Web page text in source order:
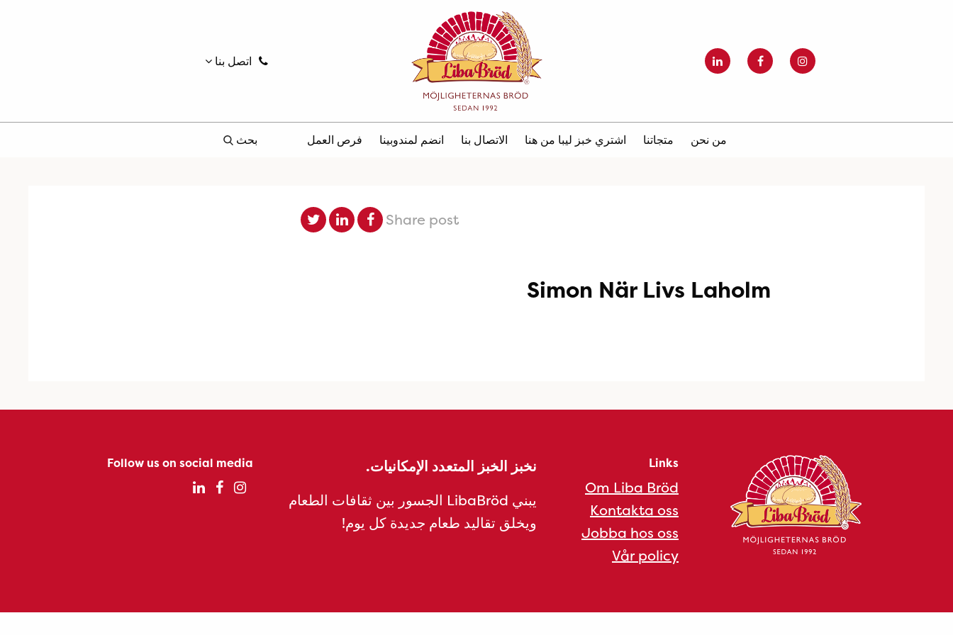
اتصل بنا
من نحن متجاتنا اشتري خبز ليبا من هنا الاتصال بنا انضم لمندوبينا فرص العمل بحث
Share post
Simon När Livs Laholm
Links
Om Liba Bröd
Kontakta oss
Jobba hos oss
Vår policy
نخبز الخبز المتعدد الإمكانيات.
يبني LibaBröd الجسور بين ثقافات الطعام
ويخلق تقاليد طعام جديدة كل يوم!
Follow us on social media